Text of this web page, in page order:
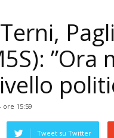
ore 15:59
Tweet su Twitter